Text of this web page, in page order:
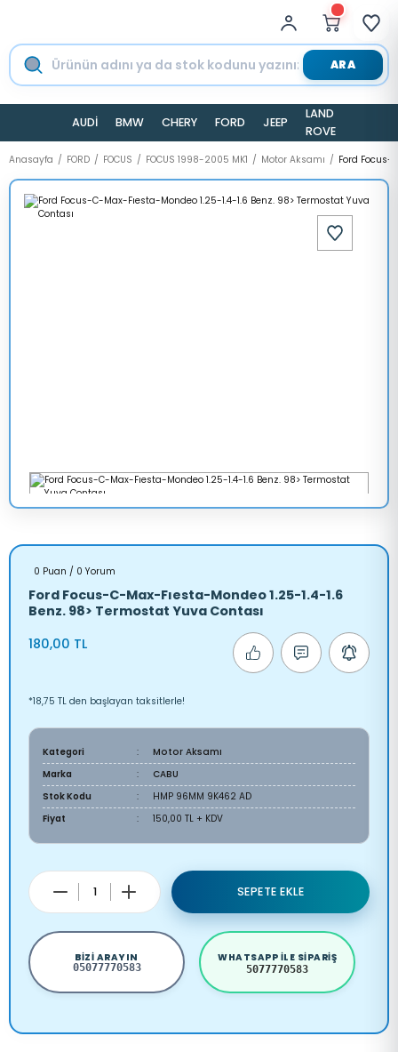
ARA
AUDİ BMW CHERY FORD JEEP
LAND
ROVER
Anasayfa FORD FOCUS FOCUS 1998-2005 MK1 Motor Aksamı Ford Focus-
0 Puan / 0 Yorum
Ford Focus-C-Max-Fıesta-Mondeo 1.25-1.4-1.6
Benz. 98> Termostat Yuva Contası
180,00 TL
*18,75 TL den başlayan taksitlerle!
Kategori
Motor Aksamı
Marka
CABU
Stok Kodu
HMP 96MM 9K462 AD
Fiyat
150,00 TL + KDV
SEPETE EKLE
BIZI ARAYIN
05077770583
WHATSAPP ILE SIPARIŞ
5077770583